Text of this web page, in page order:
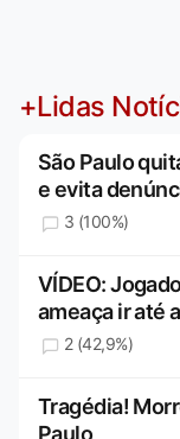
+Lidas
São Paulo
e evita
3 (100%)
VÍDEO:
ameaça ir até
2 (42,9%)
Tragédia!